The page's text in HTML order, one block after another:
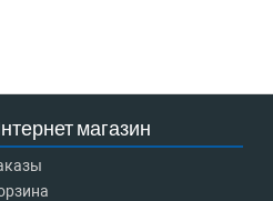
магазин